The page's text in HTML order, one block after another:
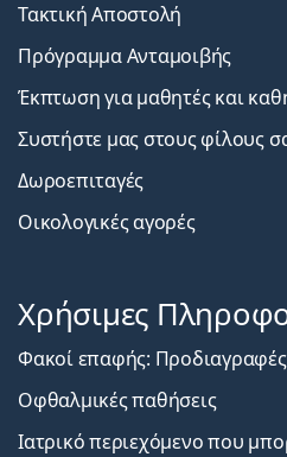
Τακτική Αποστολή
Πρόγραμμα Ανταμοιβής
Έκπτωση για μαθητές και
Συστήστε μας στους φίλους
Δωροεπιταγές
Οικολογικές αγορές
Χρήσιμες
Φακοί επαφής: Προδιαγραφές
Οφθαλμικές παθήσεις
Ιατρικό περιεχόμενο που